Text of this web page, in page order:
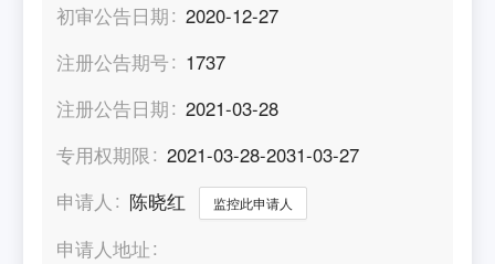
初审公告日期
2020-12-27
注册公告期号
1737
注册公告日期
2021-03-28
专用权期限
2021-03-28-2031-03-27
申请人
陈晓红 监控此申请人
申请人地址